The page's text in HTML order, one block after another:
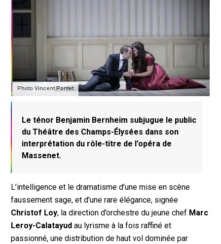
Photo Vincent Pontet
Le ténor Benjamin Bernheim subjugue le public
du Théâtre des Champs-Élysées dans son
interprétation du rôle-titre de l’opéra de
Massenet.
L’intelligence et le dramatisme d’une mise en scène
faussement sage, et d’une rare élégance, signée
Christof Loy, la direction d’orchestre du jeune chef Marc
Leroy-Calatayud au lyrisme à la fois raffiné et
passionné, une distribution de haut vol dominée par